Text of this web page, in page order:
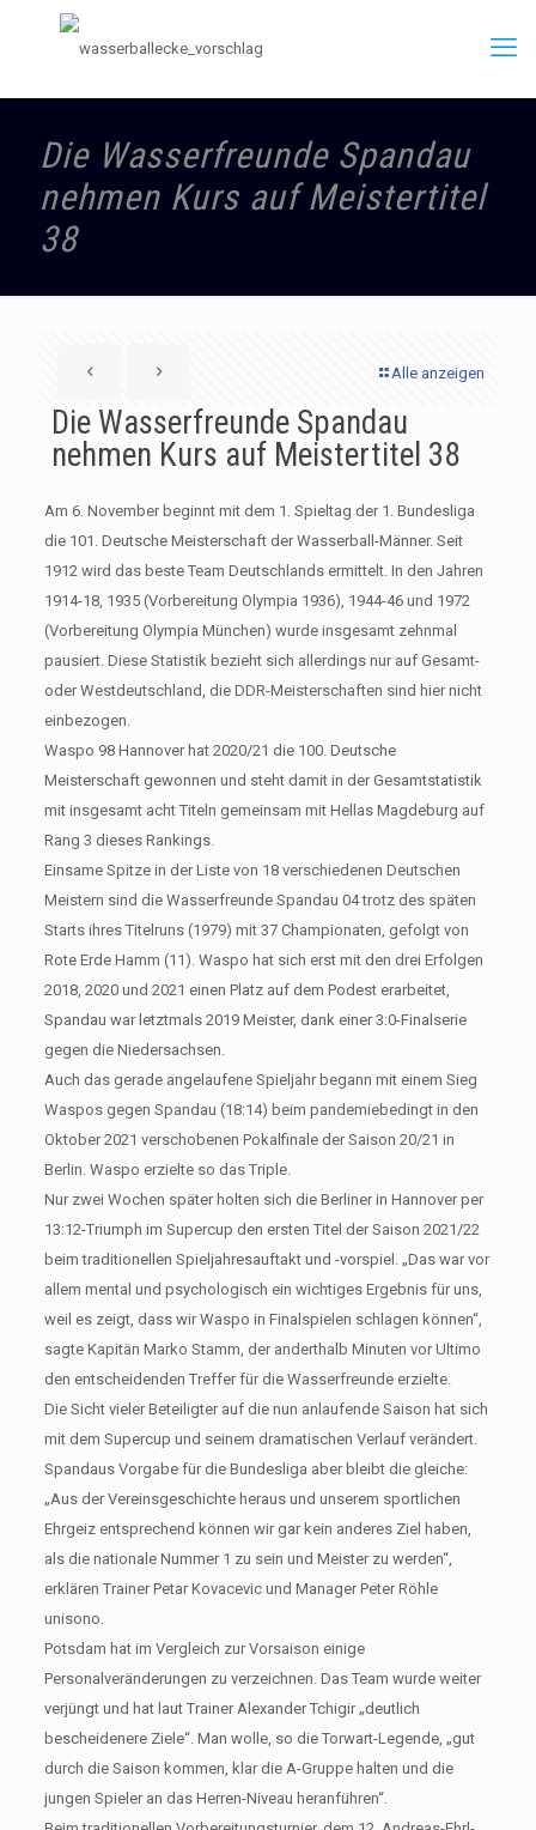
Die Wasserfreunde Spandau
nehmen Kurs auf Meistertitel
38
Alle anzeigen
Die Wasserfreunde Spandau
nehmen Kurs auf Meistertitel 38
Am 6. November beginnt mit dem 1. Spieltag der 1. Bundesliga
die 101. Deutsche Meisterschaft der Wasserball-Männer. Seit
1912 wird das beste Team Deutschlands ermittelt. In den Jahren
1914-18, 1935 (Vorbereitung Olympia 1936), 1944-46 und 1972
(Vorbereitung Olympia München) wurde insgesamt zehnmal
pausiert. Diese Statistik bezieht sich allerdings nur auf Gesamt-
oder Westdeutschland, die DDR-Meisterschaften sind hier nicht
einbezogen.
Waspo 98 Hannover hat 2020/21 die 100. Deutsche
Meisterschaft gewonnen und steht damit in der Gesamtstatistik
mit insgesamt acht Titeln gemeinsam mit Hellas Magdeburg auf
Rang 3 dieses Rankings.
Einsame Spitze in der Liste von 18 verschiedenen Deutschen
Meistern sind die Wasserfreunde Spandau 04 trotz des späten
Starts ihres Titelruns (1979) mit 37 Championaten, gefolgt von
Rote Erde Hamm (11). Waspo hat sich erst mit den drei Erfolgen
2018, 2020 und 2021 einen Platz auf dem Podest erarbeitet,
Spandau war letztmals 2019 Meister, dank einer 3:0-Finalserie
gegen die Niedersachsen.
Auch das gerade angelaufene Spieljahr begann mit einem Sieg
Waspos gegen Spandau (18:14) beim pandemiebedingt in den
Oktober 2021 verschobenen Pokalfinale der Saison 20/21 in
Berlin. Waspo erzielte so das Triple.
Nur zwei Wochen später holten sich die Berliner in Hannover per
13:12-Triumph im Supercup den ersten Titel der Saison 2021/22
beim traditionellen Spieljahresauftakt und -vorspiel. „Das war vor
allem mental und psychologisch ein wichtiges Ergebnis für uns,
weil es zeigt, dass wir Waspo in Finalspielen schlagen können“,
sagte Kapitän Marko Stamm, der anderthalb Minuten vor Ultimo
den entscheidenden Treffer für die Wasserfreunde erzielte.
Die Sicht vieler Beteiligter auf die nun anlaufende Saison hat sich
mit dem Supercup und seinem dramatischen Verlauf verändert.
Spandaus Vorgabe für die Bundesliga aber bleibt die gleiche:
„Aus der Vereinsgeschichte heraus und unserem sportlichen
Ehrgeiz entsprechend können wir gar kein anderes Ziel haben,
als die nationale Nummer 1 zu sein und Meister zu werden“,
erklären Trainer Petar Kovacevic und Manager Peter Röhle
unisono.
Potsdam hat im Vergleich zur Vorsaison einige
Personalveränderungen zu verzeichnen. Das Team wurde weiter
verjüngt und hat laut Trainer Alexander Tchigir „deutlich
bescheidenere Ziele“. Man wolle, so die Torwart-Legende, „gut
durch die Saison kommen, klar die A-Gruppe halten und die
jungen Spieler an das Herren-Niveau heranführen“.